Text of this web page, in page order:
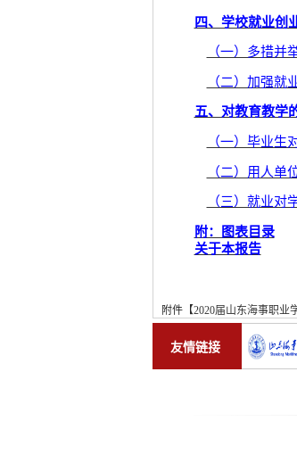
四、学校就业创
（一）多措并
（二）加强就
五、对教育教学
（一）毕业生
（二）用人单
（三）就业对
附：图表目录
关于本报告
附件【2020届山东海事职业
友情链接